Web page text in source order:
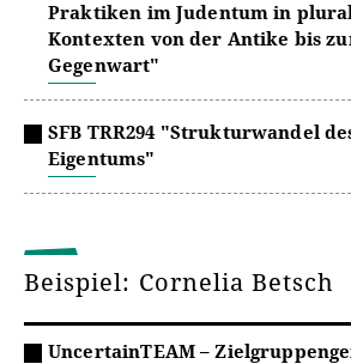
Praktiken im Judentum in
Kontexten von der Antike bis
Gegenwart"
SFB TRR294 "Strukturwandel
Eigentums"
Beispiel: Cornelia Betsch
UncertainTEAM –